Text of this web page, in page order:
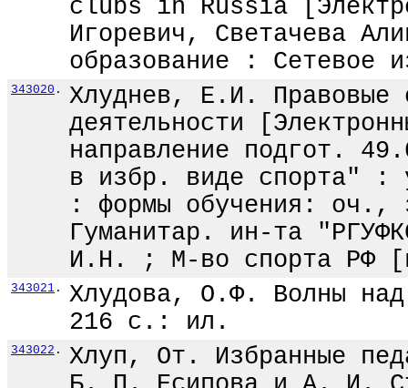
clubs in Russia
Игоревич, Светачева
образование :
343020 .
Хлуднев, Е.И. Правовые
деятельности
направление подгот.
в избр. виде спорта" :
: формы обучения:
Гуманитар. ин-та
И.Н. ; М-во спорта
343021 .
Хлудова, О.Ф. Волны
216 с.: ил.
343022 .
Хлуп, От. Избранные